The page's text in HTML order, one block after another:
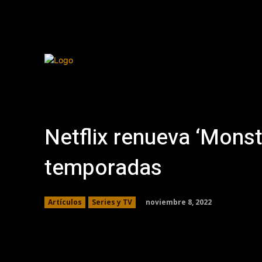
Netflix renueva
temporadas
Artículos Series y TV noviembre 8, 2022